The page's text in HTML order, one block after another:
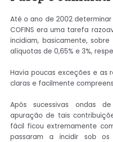
Até o ano de 2002
COFINS era uma tarefa
incidiam, basicamente,
alíquotas de 0,65% e 3%,
Havia poucas exceções e
claras e facilmente
Após sucessivas ondas
apuração de tais
fácil ficou extremamente
passaram a incidir sob os